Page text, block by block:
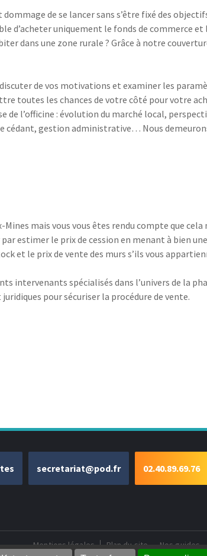
de se lancer sans s’être fixé des
d’acheter uniquement le fonds de commerce et
dans une zone rurale ? Grâce à notre
de vos motivations et examiner les
toutes les chances de votre côté pour votre
l’officine : évolution du marché local,
cédant, gestion administrative… Nous
mais vous vous êtes rendu compte que cela
estimer le prix de cession en menant à bien
et le prix de vente des murs s’ils vous
intervenants spécialisés dans l’univers de la
pour sécuriser la procédure de vente.
02.40.89.69.76
secretariat@pod.fr
Mentions légales Plan du site Nos guides